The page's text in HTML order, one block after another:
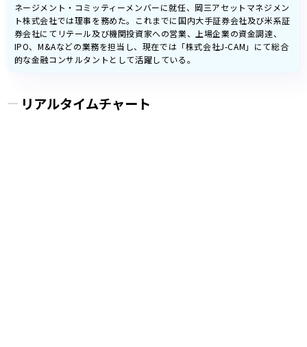
ネージメント・コミッティーメンバーに就任、岡三アセットマネジメン
ト株式会社では理事を務めた。これまでに国内大手証券会社及び米系証
券会社にてリテール及び機関投資家への営業、上場企業の資金調達、
IPO、M&Aなどの業務を担当し、現在では「株式会社J-CAM」にて総合
的な金融コンサルタントとして活躍している。
リアルタイムチャート